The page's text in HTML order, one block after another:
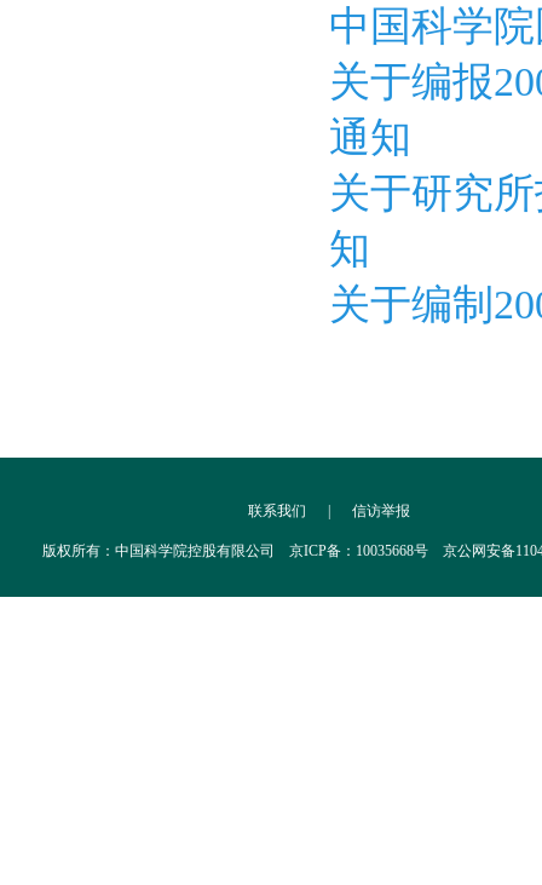
中国科学
关于编报
通知
关于研究
知
关于编制
联系我们 信访举报
版权所有：中国科学院控股有限公司 京ICP备：10035668号 京公网安备